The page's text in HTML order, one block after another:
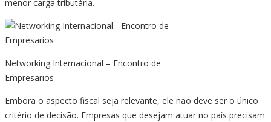
menor carga tributária.
Networking Internacional – Encontro de
Empresarios
Embora o aspecto fiscal seja relevante, ele não deve ser o único
critério de decisão. Empresas que desejam atuar no país precisam